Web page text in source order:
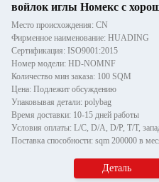
войлок иглы Номекс с
Место происхождения: CN
Фирменное наименование: HUADING
Сертификация: ISO9001:2015
Номер модели: HD-NOMNF
Количество мин заказа: 100 SQM
Цена: Подлежит обсуждению
Упаковывая детали: polybag
Время доставки: 10-15 дней работы
Условия оплаты: L/C, D/A, D/P, T/T,
Поставка способности: sqm 200000 в
Деталь